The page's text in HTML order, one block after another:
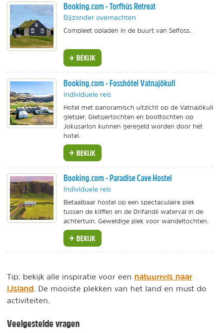
Booking.com - Torfhús Retreat
Bijzonder overnachten
Compleet opladen in de buurt van Selfoss.
BEKIJK
Booking.com - Fosshótel Vatnajökull
Individuele reis
Hotel met panoramisch uitzicht op de Vatnajökull
gletsjer. Gletsjertochten en boottochten op
Jokusarlon kunnen geregeld worden door het
hotel.
BEKIJK
Booking.com - Paradise Cave Hostel
Individuele reis
Betaalbaar hostel op een spectaculaire plek
tussen de kliffen en de Drifandii waterval in de
achtertuin. Geweldige plek voor wandeltochten.
BEKIJK
Tip: bekijk alle inspiratie voor een natuurreis naar
IJsland . De mooiste plekken van het land en must do
activiteiten.
Veelgestelde vragen